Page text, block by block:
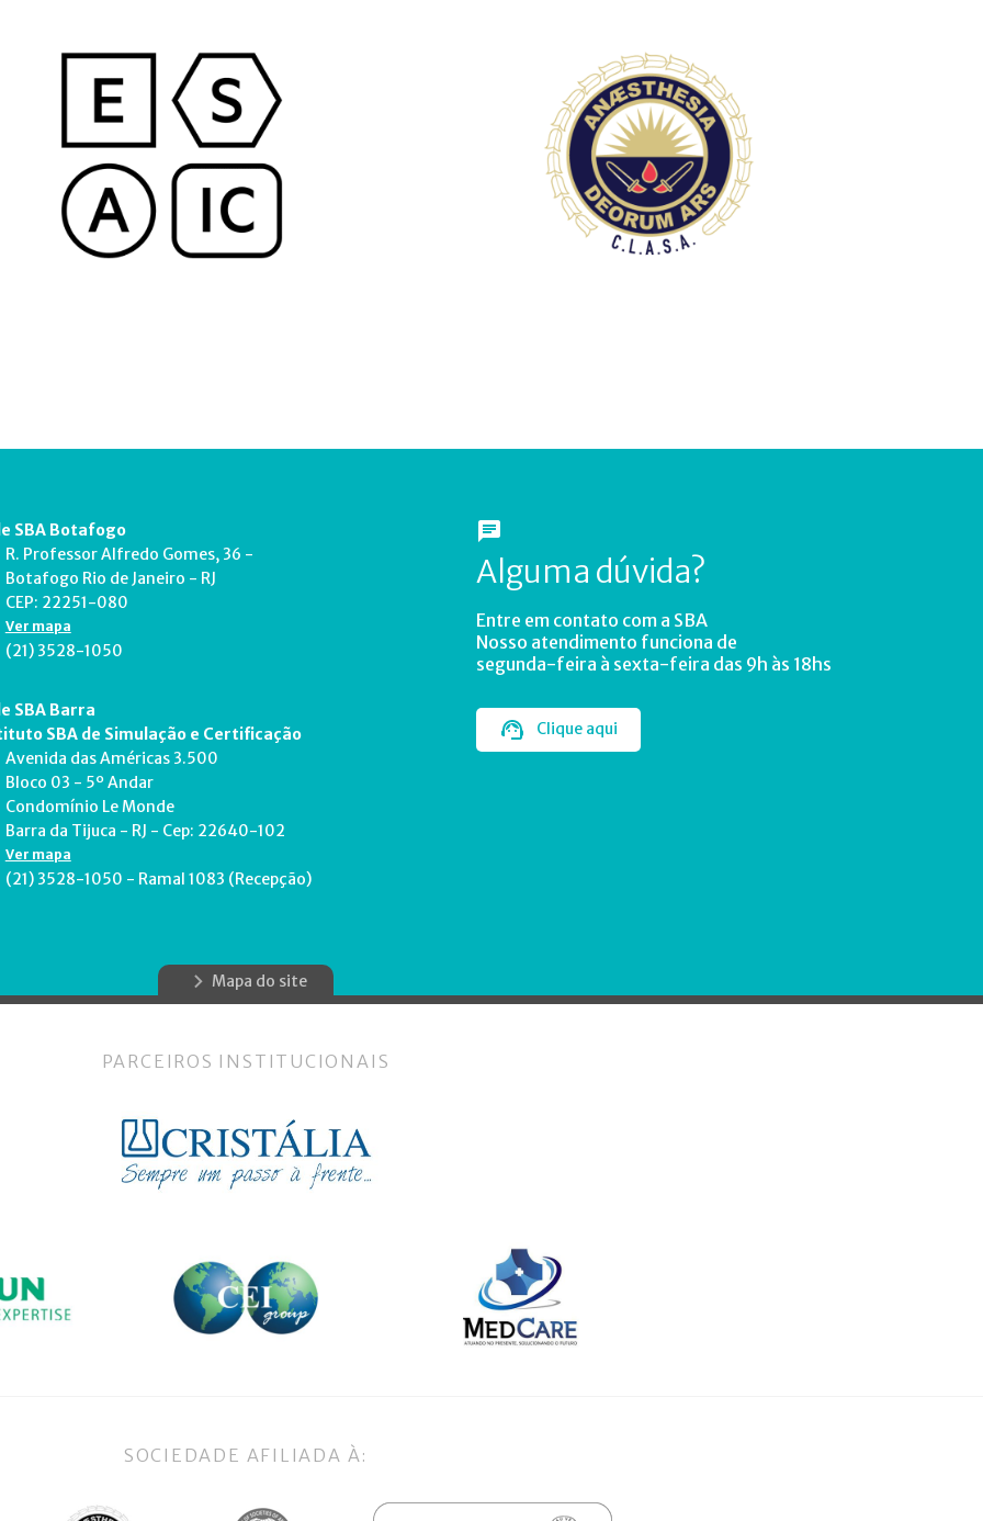
SBA Botafogo
R. Professor Alfredo Gomes, 36 -
Botafogo Rio de Janeiro - RJ
CEP: 22251-080
Ver mapa
(21) 3528-1050
SBA Barra
SBA de Simulação e Certificação
Avenida das Américas 3.500
Bloco 03 - 5º Andar
Condomínio Le Monde
Barra da Tijuca - RJ - Cep: 22640-102
Ver mapa
(21) 3528-1050 - Ramal 1083 (Recepção)
Alguma dúvida?
Entre em contato com a SBA
Nosso atendimento funciona de
segunda-feira à sexta-feira das 9h às 18hs
Clique aqui
Mapa do site
PARCEIROS INSTITUCIONAIS
SOCIEDADE AFILIADA À: